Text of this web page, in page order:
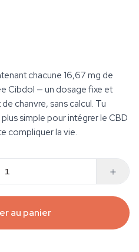
chacune 16,67 mg de
Cibdol — un dosage fixe et
chanvre, sans calcul. Tu
simple pour intégrer le CBD
compliquer la vie.
au panier